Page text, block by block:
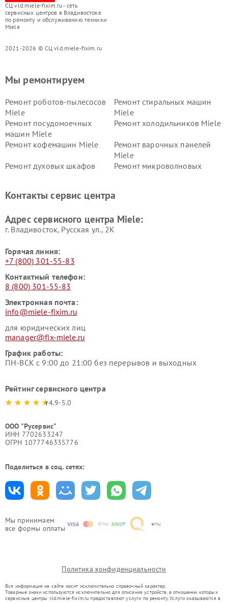
СЦ vld.miele-fixim.ru - сеть
сервисных центров в Владивостоке
по ремонту и обслуживанию техники
Miele
2021-2026 © СЦ vld.miele-fixim.ru
Мы принимаем
все формы оплаты
Мы ремонтируем
Ремонт роботов-пылесосов
Miele
Ремонт стиральных машин
Miele
Ремонт посудомоечных
машин Miele
Ремонт холодильников Miele
Ремонт кофемашин Miele
Ремонт варочных панелей
Miele
Ремонт духовых шкафов
Ремонт микроволновых
Miele
Miele
пылесосов Miele
Контакты сервис центра
Адрес сервисного центра Miele:
г. Владивосток, Русская ул., 2К
Горячая линия:
+7 (800) 301-55-83
Контактный телефон:
8 (800) 301-55-83
Электронная почта:
info@miele-fixim.ru
для юридических лиц
manager@fix-miele.ru
График работы:
ПН-ВСК с 9:00 до 21:00 без перерывов и выходных
Рейтинг сервисного центра
4.9-5.0
ООО "Русервис"
ИНН 7702633247
ОГРН 1077746335776
Поделиться в соц. сетях:
Политика конфиденциальности
Вся информация на сайте носит исключительно справочный характер.
Товарные знаки используются исключительно для описания устройств, в отношении которых
сервисные центры vld.miele-fixim.ru предоставляют услуги по ремонту. Услуги оказываются в